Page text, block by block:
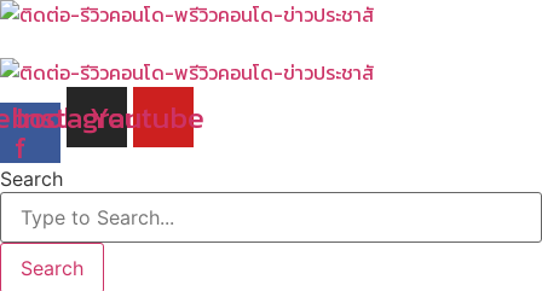
Skip
content
f
Instagram
Youtube
Search
Search